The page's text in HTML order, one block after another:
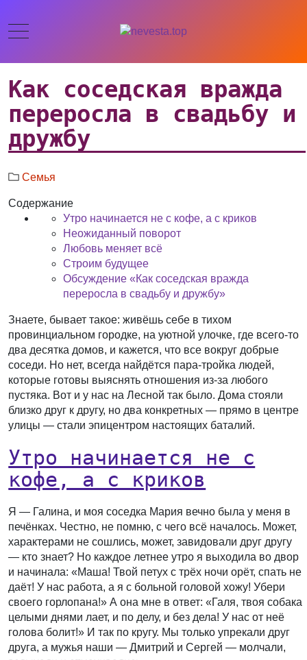
Как соседская вражда
переросла в свадьбу и
дружбу
Семья
Содержание
Утро начинается не с кофе, а с криков
Неожиданный поворот
Любовь меняет всё
Строим будущее
Обсуждение «Как соседская вражда
переросла в свадьбу и дружбу»
Знаете, бывает такое: живёшь себе в тихом
провинциальном городке, на уютной улочке, где всего-то
два десятка домов, и кажется, что все вокруг добрые
соседи. Но нет, всегда найдётся пара-тройка людей,
которые готовы выяснять отношения из-за любого
пустяка. Вот и у нас на Лесной так было. Дома стояли
близко друг к другу, но два конкретных — прямо в центре
улицы — стали эпицентром настоящих баталий.
Утро начинается не с
кофе, а с криков
Я — Галина, и моя соседка Мария вечно была у меня в
печёнках. Честно, не помню, с чего всё началось. Может,
характерами не сошлись, может, завидовали друг другу
— кто знает? Но каждое летнее утро я выходила во двор
и начинала: «Маша! Твой петух с трёх ночи орёт, спать не
даёт! У нас работа, а я с больной головой хожу! Убери
своего горлопана!» А она мне в ответ: «Галя, твоя собака
целыми днями лает, и по делу, и без дела! У нас от неё
голова болит!» И так по кругу. Мы только упрекали друг
друга, а мужья наши — Дмитрий и Сергей — молчали,